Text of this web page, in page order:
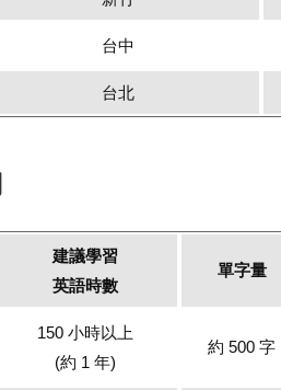
台中
台北
建議學習
英語時數
單字量
150 小時以上
(約 1 年)
約 500 字